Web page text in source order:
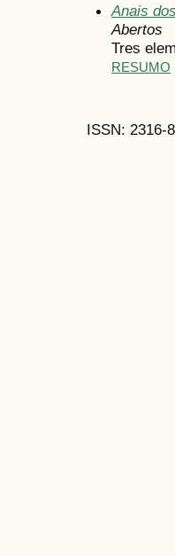
Anais
Abertos
Tres
RESUMO
ISSN: 2316-